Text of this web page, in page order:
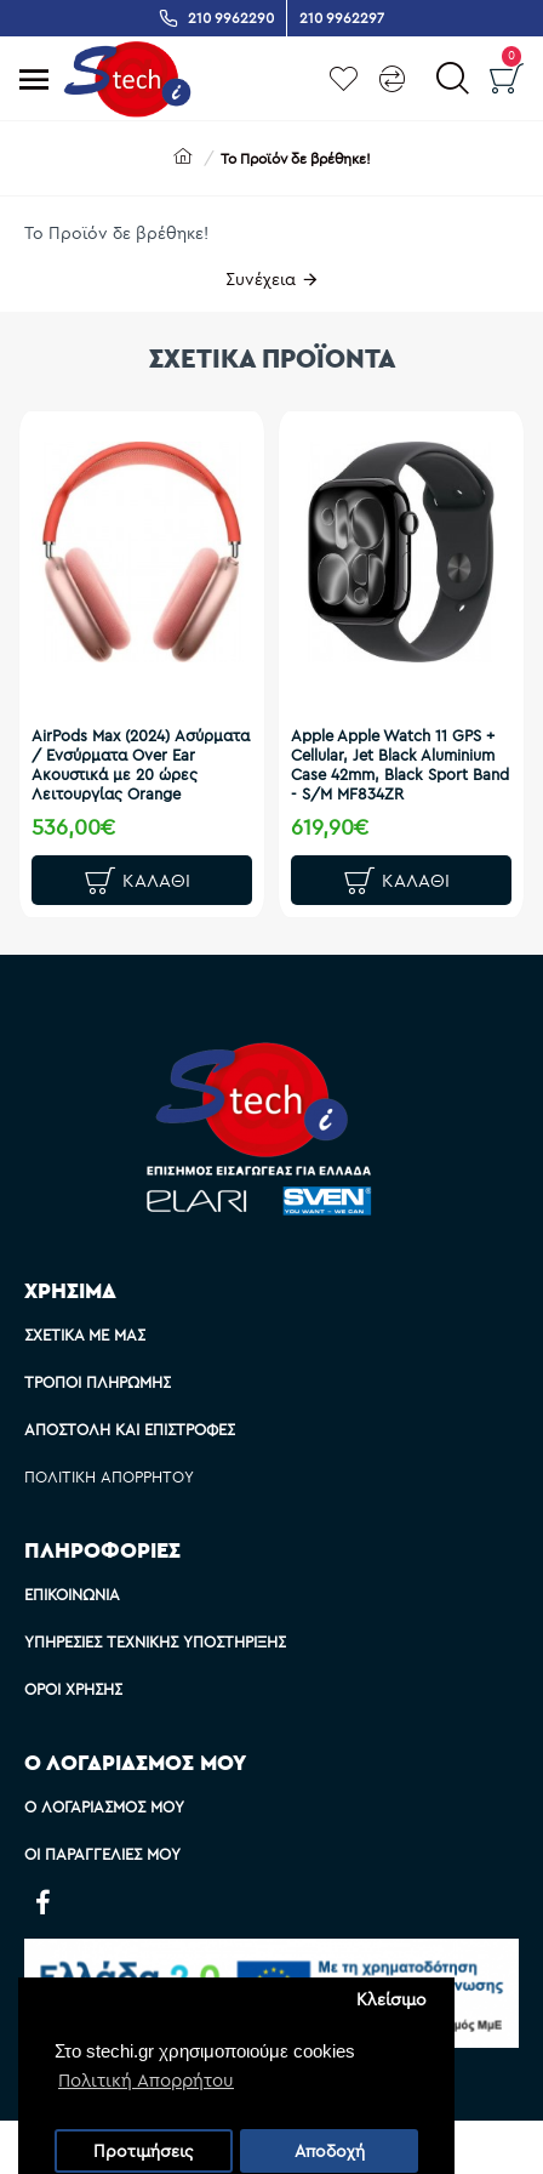
Στο stechi.gr χρησιμοποιούμε cookies
Πολιτική Απορρήτου
Κλείσιμο
Προτιμήσεις Αποδοχή
210 9962290 210 9962297
0
Το Προϊόν δε βρέθηκε!
Το Προϊόν δε βρέθηκε!
Συνέχεια
ΣΧΕΤΙΚΑ ΠΡΟΪΟΝΤΑ
AirPods Max (2024) Ασύρματα
/ Ενσύρματα Over Ear
Ακουστικά με 20 ώρες
Λειτουργίας Orange
536,00€
ΚΑΛΆΘΙ
Apple Apple Watch 11 GPS +
Cellular, Jet Black Aluminium
Case 42mm, Black Sport Band
- S/M MF834ZR
619,90€
ΚΑΛΆΘΙ
ΧΡΗΣΙΜΑ
ΣΧΕΤΙΚΆ ΜΕ ΜΑΣ
ΤΡΌΠΟΙ ΠΛΗΡΩΜΉΣ
ΑΠΟΣΤΟΛΉ ΚΑΙ ΕΠΙΣΤΡΟΦΈΣ
ΠΟΛΙΤΙΚΉ ΑΠΟΡΡΉΤΟΥ
ΠΛΗΡΟΦΟΡΙΕΣ
ΕΠΙΚΟΙΝΩΝΊΑ
ΥΠΗΡΕΣΊΕΣ ΤΕΧΝΙΚΉΣ ΥΠΟΣΤΉΡΙΞΗΣ
ΌΡΟΙ ΧΡΉΣΗΣ
Ο ΛΟΓΑΡΙΑΣΜΟΣ ΜΟΥ
Ο ΛΟΓΑΡΙΑΣΜΌΣ ΜΟΥ
ΟΙ ΠΑΡΑΓΓΕΛΊΕΣ ΜΟΥ
Copyright © 2022 Stechi, All Rights Reserved
Powered by
Monoware Web